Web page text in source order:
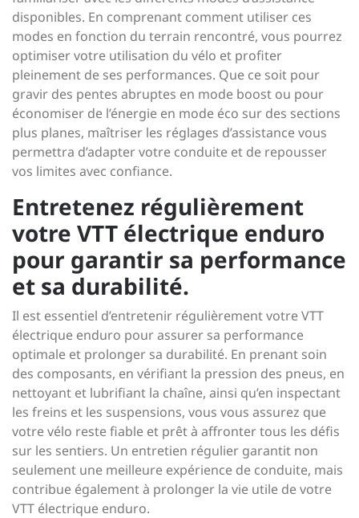
disponibles. En comprenant comment utiliser ces
modes en fonction du terrain rencontré, vous pourrez
optimiser votre utilisation du vélo et profiter
pleinement de ses performances. Que ce soit pour
gravir des pentes abruptes en mode boost ou pour
économiser de l’énergie en mode éco sur des sections
plus planes, maîtriser les réglages d’assistance vous
permettra d’adapter votre conduite et de repousser
vos limites avec confiance.
Entretenez régulièrement
votre VTT électrique enduro
pour garantir sa performance
et sa durabilité.
Il est essentiel d’entretenir régulièrement votre VTT
électrique enduro pour assurer sa performance
optimale et prolonger sa durabilité. En prenant soin
des composants, en vérifiant la pression des pneus, en
nettoyant et lubrifiant la chaîne, ainsi qu’en inspectant
les freins et les suspensions, vous vous assurez que
votre vélo reste fiable et prêt à affronter tous les défis
sur les sentiers. Un entretien régulier garantit non
seulement une meilleure expérience de conduite, mais
contribue également à prolonger la vie utile de votre
VTT électrique enduro.